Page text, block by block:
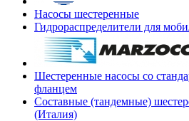
Насосы шестеренные
Гидрораспределители для
Шестеренные насосы со
фланцем
Составные (тандемные)
(Италия)